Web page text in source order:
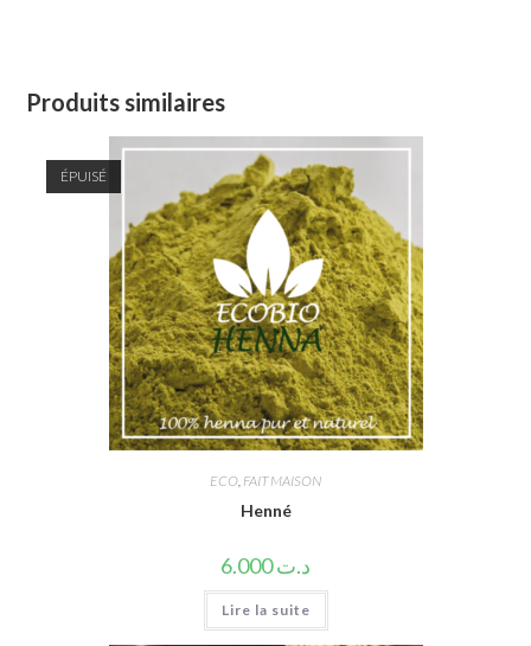
Produits similaires
ÉPUISÉ
ECO FAIT MAISON
Henné
د.ت6.000
Lire la suite